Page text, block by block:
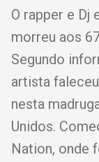
O rapper e Dj
morreu aos
Segundo
artista
nesta
Unidos.
Nation, onde